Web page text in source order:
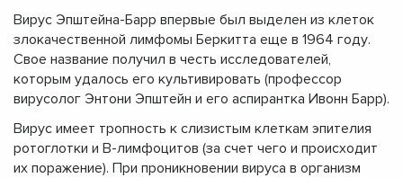
Вирус Эпштейна-Барр впервые был выделен из клеток
злокачественной лимфомы Беркитта еще в 1964 году.
Свое название получил в честь исследователей,
которым удалось его культивировать (профессор
вирусолог Энтони Эпштейн и его аспирантка Ивонн Барр).
Вирус имеет тропность к слизистым клеткам эпителия
ротоглотки и В-лимфоцитов (за счет чего и происходит
их поражение). При проникновении вируса в организм